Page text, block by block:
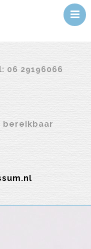
06 29196066
bereikbaar